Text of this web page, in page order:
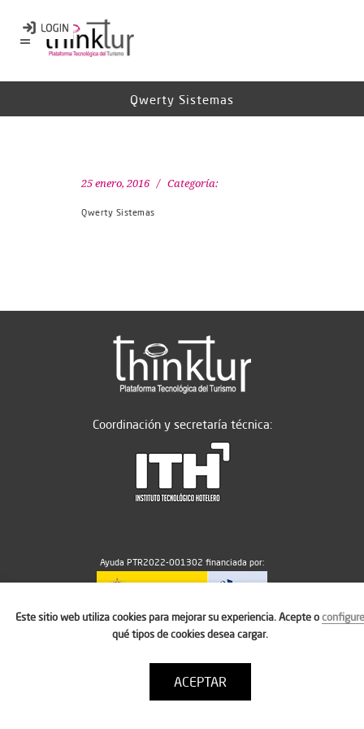
Qwerty Sistemas
25 enero, 2016 Categoría:
Qwerty Sistemas
Coordinación y secretaría técnica:
Ayuda PTR2022-001302 financiada por:
MICIU/AEI/10.13039/501100011033
Política de cookies
Condiciones de uso
Este sitio web utiliza cookies para mejorar su experiencia. Acepte oconfigure
qué tipos de cookies desea cargar.
ACEPTAR